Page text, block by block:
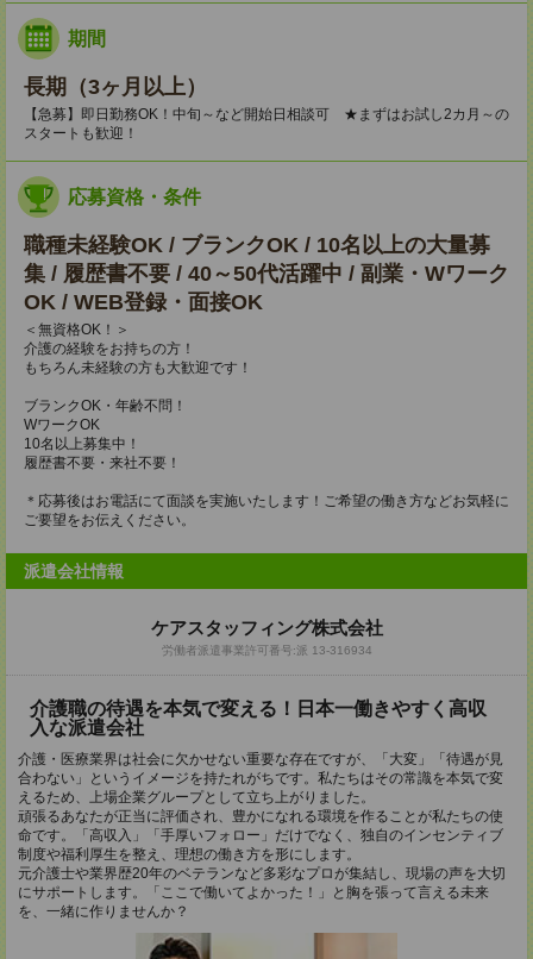
期間
長期（3ヶ月以上）
【急募】即日勤務OK！中旬～など開始日相談可 ★まずはお試し2カ月～の
スタートも歓迎！
応募資格・条件
職種未経験OK / ブランクOK / 10名以上の大量募
集 / 履歴書不要 / 40～50代活躍中 / 副業・Wワーク
OK / WEB登録・面接OK
＜無資格OK！＞
介護の経験をお持ちの方！
もちろん未経験の方も大歓迎です！
ブランクOK・年齢不問！
WワークOK
10名以上募集中！
履歴書不要・来社不要！
＊応募後はお電話にて面談を実施いたします！ご希望の働き方などお気軽に
ご要望をお伝えください。
派遣会社情報
ケアスタッフィング株式会社
労働者派遣事業許可番号:派 13-316934
介護職の待遇を本気で変える！日本一働きやすく高収
入な派遣会社
介護・医療業界は社会に欠かせない重要な存在ですが、「大変」「待遇が見
合わない」というイメージを持たれがちです。私たちはその常識を本気で変
えるため、上場企業グループとして立ち上がりました。
頑張るあなたが正当に評価され、豊かになれる環境を作ることが私たちの使
命です。「高収入」「手厚いフォロー」だけでなく、独自のインセンティブ
制度や福利厚生を整え、理想の働き方を形にします。
元介護士や業界歴20年のベテランなど多彩なプロが集結し、現場の声を大切
にサポートします。「ここで働いてよかった！」と胸を張って言える未来
を、一緒に作りませんか？